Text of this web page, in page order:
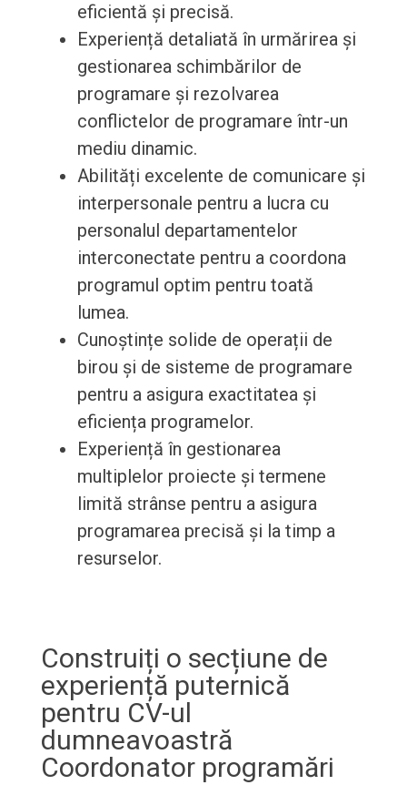
eficientă și precisă.
Experiență detaliată în urmărirea și
gestionarea schimbărilor de
programare și rezolvarea
conflictelor de programare într-un
mediu dinamic.
Abilități excelente de comunicare și
interpersonale pentru a lucra cu
personalul departamentelor
interconectate pentru a coordona
programul optim pentru toată
lumea.
Cunoștințe solide de operații de
birou și de sisteme de programare
pentru a asigura exactitatea și
eficiența programelor.
Experiență în gestionarea
multiplelor proiecte și termene
limită strânse pentru a asigura
programarea precisă și la timp a
resurselor.
Construiți o secțiune de
experiență puternică
pentru CV-ul
dumneavoastră
Coordonator programări